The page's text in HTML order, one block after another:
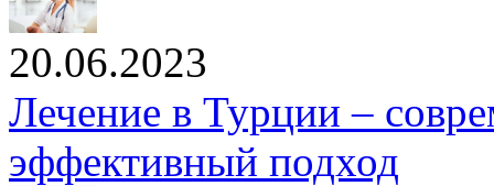
20.06.2023
Лечение в Турции –
эффективный подход